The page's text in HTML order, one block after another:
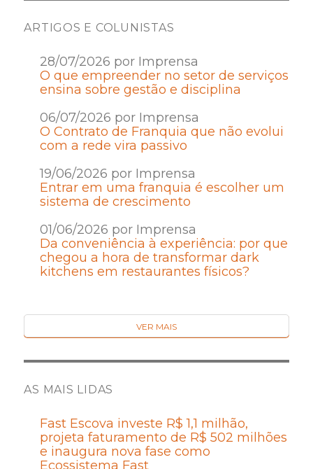
ARTIGOS E COLUNISTAS
28/07/2026 por Imprensa
O que empreender no setor de serviços
ensina sobre gestão e disciplina
06/07/2026 por Imprensa
O Contrato de Franquia que não evolui
com a rede vira passivo
19/06/2026 por Imprensa
Entrar em uma franquia é escolher um
sistema de crescimento
01/06/2026 por Imprensa
Da conveniência à experiência: por que
chegou a hora de transformar dark
kitchens em restaurantes físicos?
VER MAIS
AS MAIS LIDAS
Fast Escova investe R$ 1,1 milhão,
projeta faturamento de R$ 502 milhões
e inaugura nova fase como
Ecossistema Fast